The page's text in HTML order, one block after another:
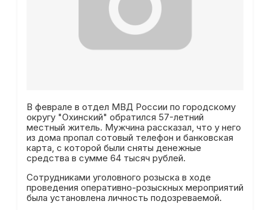
В феврале в отдел МВД России по городскому
округу "Охинский" обратился 57-летний
местный житель. Мужчина рассказал, что у него
из дома пропал сотовый телефон и банковская
карта, с которой были сняты денежные
средства в сумме 64 тысяч рублей.
Сотрудниками уголовного розыска в ходе
проведения оперативно-розыскных мероприятий
была установлена личность подозреваемой.